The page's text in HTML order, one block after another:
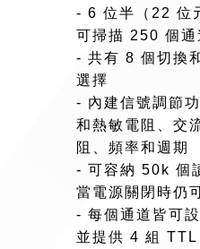
- 6 位半（22 位
可掃描 250 個通
- 共有 8 個切換
選擇
- 內建信號調節
和熱敏電阻、交
阻、頻率和週期
- 可容納 50k 個
當電源關閉時仍
- 每個通道皆可
並提供 4 組 TTL